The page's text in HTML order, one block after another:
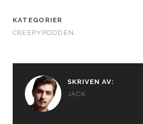
KATEGORIER
CREEPYPODDEN
SKRIVEN AV:
JACK